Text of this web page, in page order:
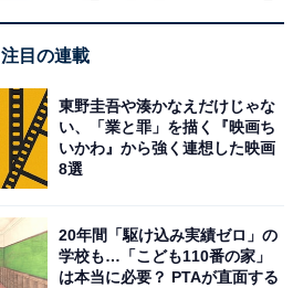
注目の連載
東野圭吾や湊かなえだけじゃな
い、「業と罪」を描く『映画ち
いかわ』から強く連想した映画
8選
20年間「駆け込み実績ゼロ」の
学校も…「こども110番の家」
は本当に必要？ PTAが直面する